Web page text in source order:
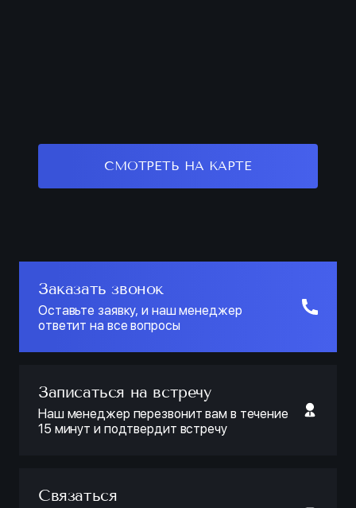
СМОТРЕТЬ НА КАРТЕ
Заказать звонок
Оставьте заявку, и наш менеджер
ответит на все вопросы
Записаться на встречу
Наш менеджер перезвонит вам в течение
15 минут и подтвердит встречу
Связаться